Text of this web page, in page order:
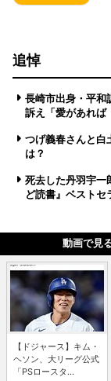
追悼
長崎市出身・平
訴え「愛があれば
つげ義春さんと
は？
死去した丹羽宇
ど読書』ベストセ
動画で見
【ドジャース】キム・
ヘソン、大リーグ公式
「PSロースタ...